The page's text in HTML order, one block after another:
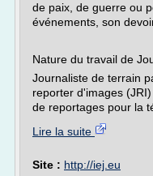
de paix, de guerre ou
événements, son
Nature du travail de
Journaliste de terrain
reporter d'images
de reportages pour la
Lire la suite
Site : http://iej.eu